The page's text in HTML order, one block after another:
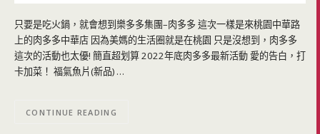
只要是吃火鍋，就會想到樂多多集團–肉多多 這次一樣是來桃園中華路
上的肉多多中華店 因為美媽的生活圈就是在桃園 只是沒想到，肉多多
這次的活動也太優! 簡直超划算 2022年底肉多多最新活動 愛的告白，打
卡加菜！ 福氣魚片(新品) …
CONTINUE READING